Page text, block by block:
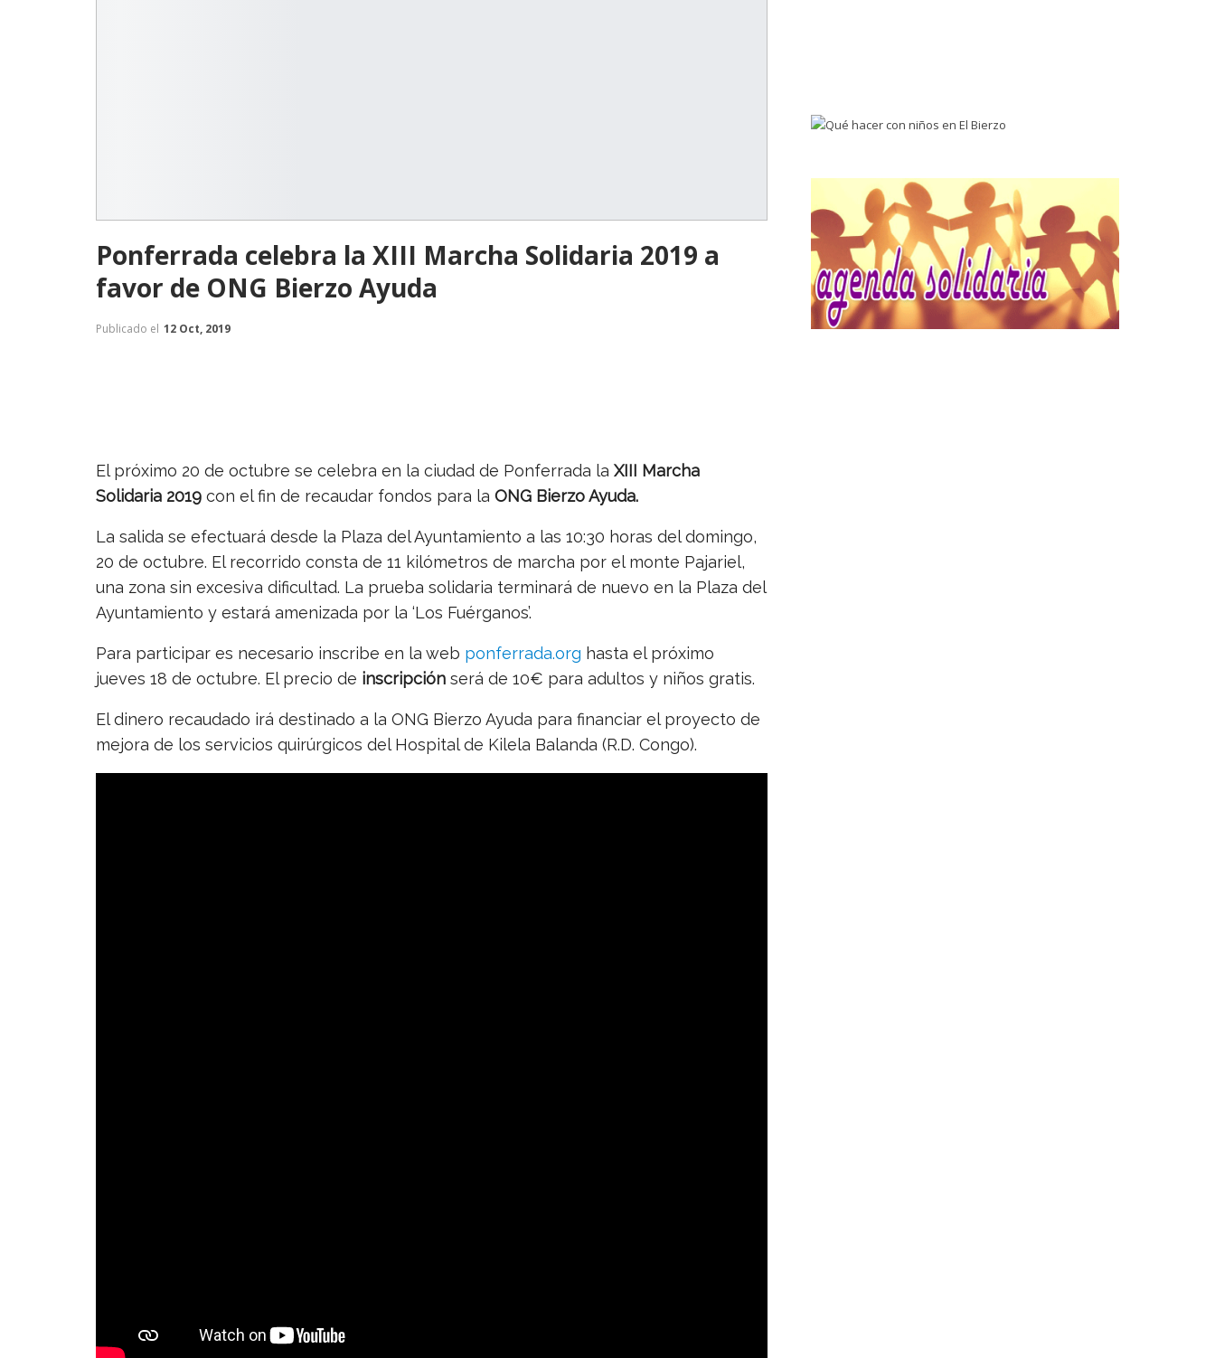
Ponferrada celebra la XIII Marcha Solidaria 2019 a
favor de ONG Bierzo Ayuda
Publicado el 12 Oct, 2019
El próximo 20 de octubre se celebra en la ciudad de Ponferrada la XIII Marcha
Solidaria 2019 con el fin de recaudar fondos para la ONG Bierzo Ayuda.
La salida se efectuará desde la Plaza del Ayuntamiento a las 10:30 horas del domingo,
20 de octubre. El recorrido consta de 11 kilómetros de marcha por el monte Pajariel,
una zona sin excesiva dificultad. La prueba solidaria terminará de nuevo en la Plaza del
Ayuntamiento y estará amenizada por la ‘Los Fuérganos’.
Para participar es necesario inscribe en la web ponferrada.org hasta el próximo
jueves 18 de octubre. El precio de inscripción será de 10€ para adultos y niños gratis.
El dinero recaudado irá destinado a la ONG Bierzo Ayuda para financiar el proyecto de
mejora de los servicios quirúrgicos del Hospital de Kilela Balanda (R.D. Congo).